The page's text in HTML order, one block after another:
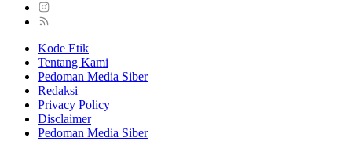
Kode Etik
Tentang Kami
Pedoman Media Siber
Redaksi
Privacy Policy
Disclaimer
Pedoman Media Siber